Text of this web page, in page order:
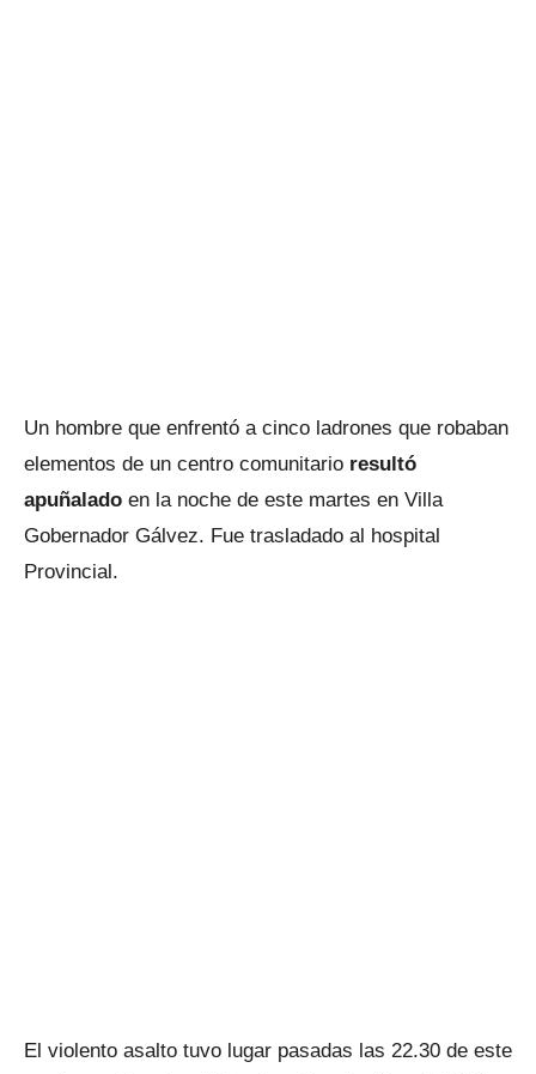
Un hombre que enfrentó a cinco ladrones que robaban
elementos de un centro comunitario resultó
apuñalado en la noche de este martes en Villa
Gobernador Gálvez. Fue trasladado al hospital
Provincial.
El violento asalto tuvo lugar pasadas las 22.30 de este